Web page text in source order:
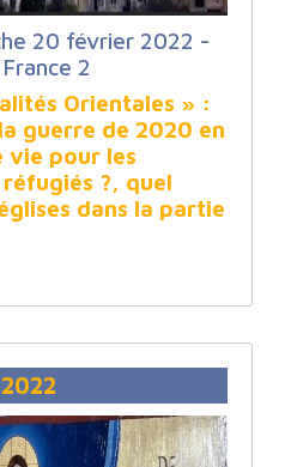
20 février 2022 -
2
Orientales » :
guerre de 2020 en
vie pour les
?, quel
dans la partie
2022